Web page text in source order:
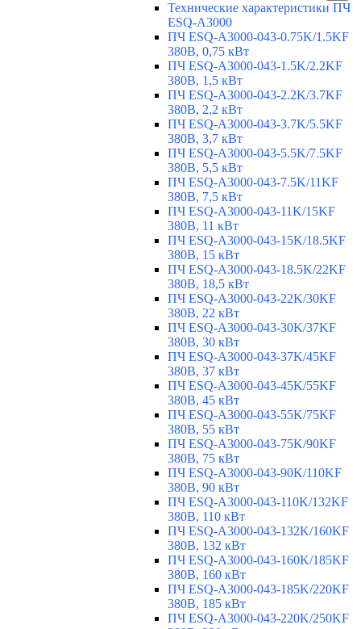
Технические характеристики ПЧ
ESQ-A3000
ПЧ ESQ-A3000-043-0.75K/1.5KF
380В, 0,75 кВт
ПЧ ESQ-A3000-043-1.5K/2.2KF
380В, 1,5 кВт
ПЧ ESQ-A3000-043-2.2K/3.7KF
380В, 2,2 кВт
ПЧ ESQ-A3000-043-3.7K/5.5KF
380В, 3,7 кВт
ПЧ ESQ-A3000-043-5.5K/7.5KF
380В, 5,5 кВт
ПЧ ESQ-A3000-043-7.5K/11KF
380В, 7,5 кВт
ПЧ ESQ-A3000-043-11K/15KF
380В, 11 кВт
ПЧ ESQ-A3000-043-15K/18.5KF
380В, 15 кВт
ПЧ ESQ-A3000-043-18.5K/22KF
380В, 18,5 кВт
ПЧ ESQ-A3000-043-22K/30KF
380В, 22 кВт
ПЧ ESQ-A3000-043-30K/37KF
380В, 30 кВт
ПЧ ESQ-A3000-043-37K/45KF
380В, 37 кВт
ПЧ ESQ-A3000-043-45K/55KF
380В, 45 кВт
ПЧ ESQ-A3000-043-55K/75KF
380В, 55 кВт
ПЧ ESQ-A3000-043-75K/90KF
380В, 75 кВт
ПЧ ESQ-A3000-043-90K/110KF
380В, 90 кВт
ПЧ ESQ-A3000-043-110K/132KF
380В, 110 кВт
ПЧ ESQ-A3000-043-132K/160KF
380В, 132 кВт
ПЧ ESQ-A3000-043-160K/185KF
380В, 160 кВт
ПЧ ESQ-A3000-043-185K/220KF
380В, 185 кВт
ПЧ ESQ-A3000-043-220K/250KF